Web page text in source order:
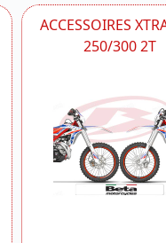
ACCESSOIRES
250/300 2T